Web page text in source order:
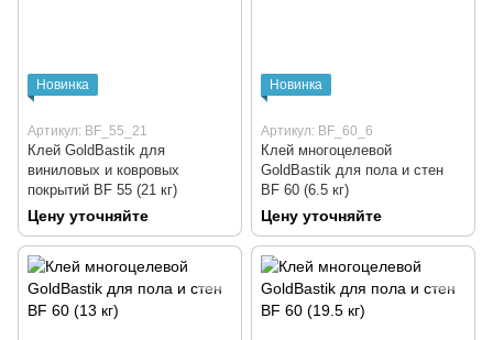
Новинка
Артикул: BF_55_21
Клей GoldBastik для
виниловых и ковровых
покрытий BF 55 (21 кг)
Цену уточняйте
Новинка
Артикул: BF_60_6
Клей многоцелевой
GoldBastik для пола и стен
BF 60 (6.5 кг)
Цену уточняйте